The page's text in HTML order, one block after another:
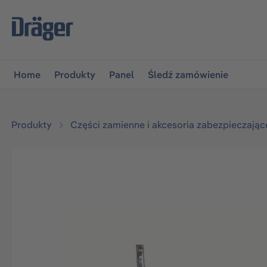
do głównej nawigacji
Home Produkty Panel Śledź zamówienie
Produkty Części zamienne i akcesoria